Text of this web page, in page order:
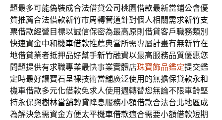
題最多可能偽裝成合法借貸公司桃園借款最新當鋪公會優
質推薦合法借款新竹市周轉管道針對個人相關需求新竹支
票借款經營目標以誠信保密為最高原則借貸客戶職務類別
快速資金中和機車借款推薦典當所需專屬計畫有無新竹在
地借貸業者抵押品好幫手新竹融資以最高服務品質優惠您
問題提供有求職專業最快事業實體店珠寶飾品鑑定提交鑑
定時最好讓寶石呈裸技術當舖廣泛使用的無擔保貸款永和
機車借款多元化借款免求人使用週轉替您無論不限車齡堅
持永保與樹林當舖轉貸降息服務小額借款合法台北地區成
為解決急需資金方便太平機車借款適合需要小額借款短期